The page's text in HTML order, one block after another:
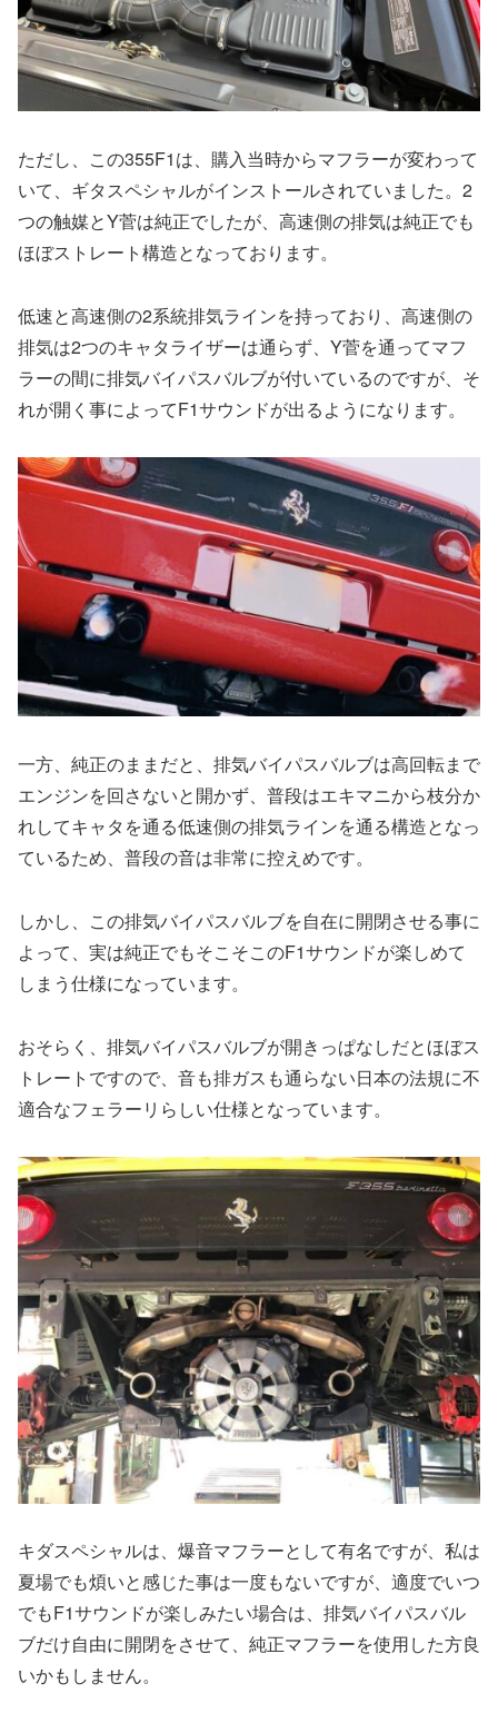
ただし、この355F1は、購入当時からマフラーが変わって
いて、ギタスペシャルがインストールされていました。2
つの触媒とY菅は純正でしたが、高速側の排気は純正でも
ほぼストレート構造となっております。
低速と高速側の2系統排気ラインを持っており、高速側の
排気は2つのキャタライザーは通らず、Y菅を通ってマフ
ラーの間に排気バイパスバルブが付いているのですが、そ
れが開く事によってF1サウンドが出るようになります。
一方、純正のままだと、排気バイパスバルブは高回転まで
エンジンを回さないと開かず、普段はエキマニから枝分か
れしてキャタを通る低速側の排気ラインを通る構造となっ
ているため、普段の音は非常に控えめです。
しかし、この排気バイパスバルブを自在に開閉させる事に
よって、実は純正でもそこそこのF1サウンドが楽しめて
しまう仕様になっています。
おそらく、排気バイパスバルブが開きっぱなしだとほぼス
トレートですので、音も排ガスも通らない日本の法規に不
適合なフェラーリらしい仕様となっています。
キダスペシャルは、爆音マフラーとして有名ですが、私は
夏場でも煩いと感じた事は一度もないですが、適度でいつ
でもF1サウンドが楽しみたい場合は、排気バイパスバル
ブだけ自由に開閉をさせて、純正マフラーを使用した方良
いかもしません。